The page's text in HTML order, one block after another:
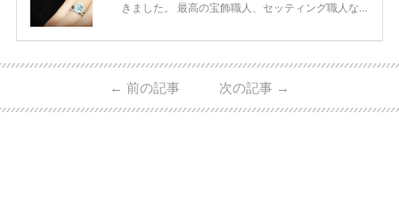
きました。 最高の宝飾職人、セッティング職人な
高品質の宝石を扱っています。 至高のデザインと品
ん・魔裟斗さんの婚約指輪 魔裟斗さんが矢沢さんに
贈られた指輪は1カラットのものです。 ショーメの価
← 前の記事 次の記事 →